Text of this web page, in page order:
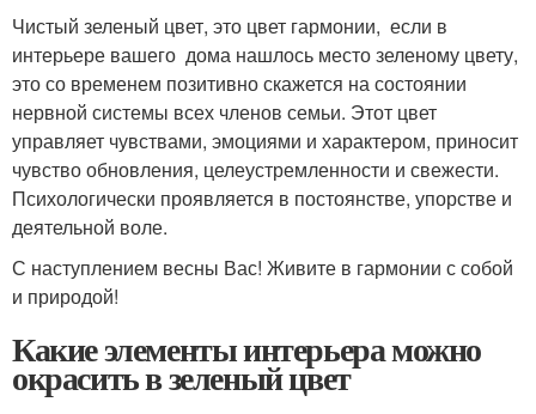
Чистый зеленый цвет, это цвет гармонии, если в
интерьере вашего дома нашлось место зеленому цвету,
это со временем позитивно скажется на состоянии
нервной системы всех членов семьи. Этот цвет
управляет чувствами, эмоциями и характером, приносит
чувство обновления, целеустремленности и свежести.
Психологически проявляется в постоянстве, упорстве и
деятельной воле.
С наступлением весны Вас! Живите в гармонии с собой
и природой!
Какие элементы интерьера можно
окрасить в зеленый цвет